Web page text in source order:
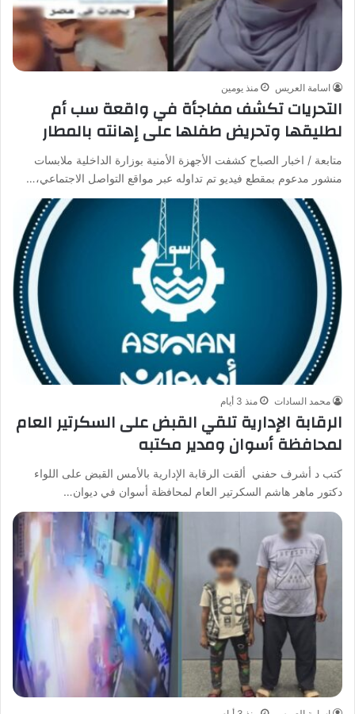
اسامة العريس منذ يومين
التحريات تكشف مفاجأة في واقعة سب أم
لطليقها وتحريض طفلها على إهانته بالمطار
متابعة / اخبار الصباح كشفت الأجهزة الأمنية بوزارة الداخلية ملابسات
منشور مدعوم بمقطع فيديو تم تداوله عبر مواقع التواصل الاجتماعي،…
محمد السادات منذ 3 أيام
الرقابة الإدارية تلقي القبض على السكرتير العام
لمحافظة أسوان ومدير مكتبه
كتب د أشرف حفني ألقت الرقابة الإدارية بالأمس القبض على اللواء
دكتور ماهر هاشم السكرتير العام لمحافظة أسوان في ديوان…